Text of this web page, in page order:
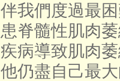
伴我們度過最
患脊髓性肌肉
疾病導致肌肉
他仍盡自己最